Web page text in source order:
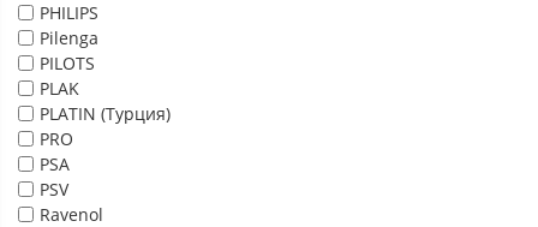
PHILIPS
Pilenga
PILOTS
PLAK
PLATIN (Турция)
PRO
PSA
PSV
Ravenol